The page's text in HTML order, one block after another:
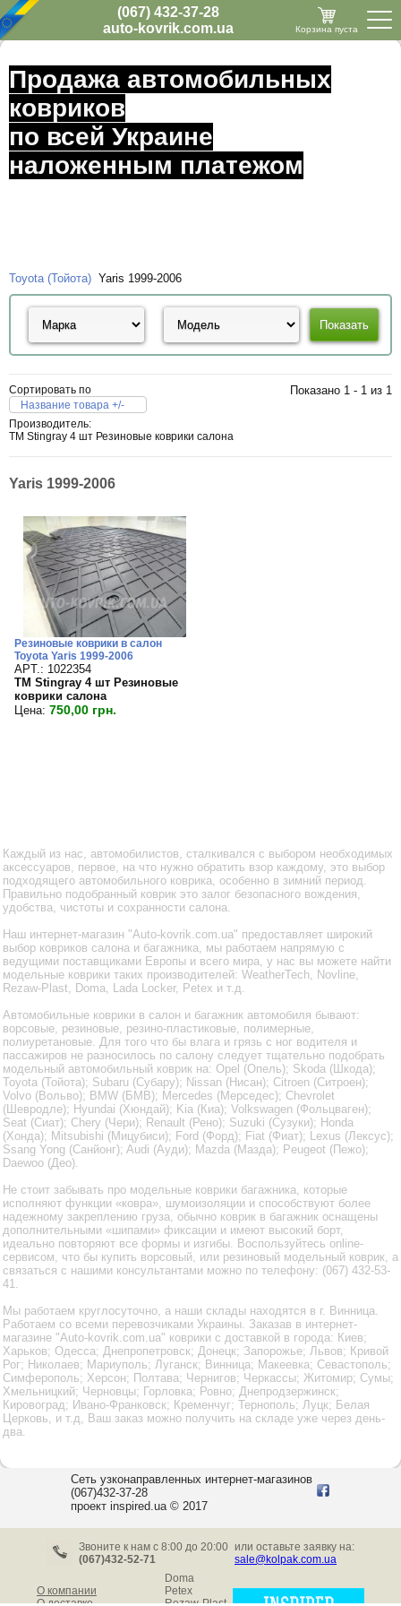
(067) 432-37-28
auto-kovrik.com.ua
Корзина пуста
Продажа автомобильных
ковриков
по всей Украине
наложенным платежом
Toyota (Тойота) Yaris 1999-2006
Сортировать по
Название товара +/-
Производитель:
TM Stingray 4 шт Резиновые коврики салона
Показано 1 - 1 из 1
Yaris 1999-2006
Резиновые коврики в салон
Toyota Yaris 1999-2006
APT.: 1022354
TM Stingray 4 шт Резиновые
коврики салона
Цена: 750,00 грн.
Каждый из нас, автомобилистов, сталкивался с выбором необходимых
аксессуаров, первое, на что нужно обратить взор каждому, это выбор
подходящего автомобильного коврика, особенно в зимний период.
Правильно подобранный коврик это залог безопасного вождения,
удобства, чистоты и сохранности салона.
Наш интернет-магазин "Auto-kovrik.com.ua" предоставляет широкий
выбор ковриков салона и багажника, мы работаем напрямую с
ведущими поставщиками Европы и всего мира, у нас вы можете найти
модельные коврики таких производителей: WeatherTech, Novline,
Rezaw-Plast, Doma, Lada Locker, Petex и т.д.
Автомобильные коврики в салон и багажник автомобиля бывают:
ворсовые, резиновые, резино-пластиковые, полимерные,
полиуретановые. Для того что бы влага и грязь с ног водителя и
пассажиров не разносилось по салону следует тщательно подобрать
модельный автомобильный коврик на: Opel (Опель); Skoda (Шкода);
Toyota (Тойота); Subaru (Субару); Nissan (Нисан); Citroen (Ситроен);
Volvo (Вольво); BMW (БМВ); Mercedes (Мерседес); Chevrolet
(Шевродле); Hyundai (Хюндай); Kia (Киа); Volkswagen (Фольцваген);
Seat (Сиат); Chery (Чери); Renault (Рено); Suzuki (Сузуки); Honda
(Хонда); Mitsubishi (Мицубиси); Ford (Форд); Fiat (Фиат); Lexus (Лексус);
Ssang Yong (Санйонг); Audi (Ауди); Mazda (Мазда); Peugeot (Пежо);
Daewoo (Део).
Не стоит забывать про модельные коврики багажника, которые
исполняют функции «ковра», шумоизоляции и способствуют более
надежному закреплению груза, обычно коврик в багажник оснащены
дополнительными «шипами» фиксации и имеют высокий борт,
идеально повторяют все формы и изгибы. Воспользуйтесь online-
сервисом, что бы купить ворсовый, или резиновый модельный коврик, а
связаться с нашими консультантами можно по телефону: (067) 432-53-
41.
Мы работаем круглосуточно, а наши склады находятся в г. Винница.
Работаем со всеми перевозчиками Украины. Заказав в интернет-
магазине "Auto-kovrik.com.ua" коврики с доставкой в города: Киев;
Харьков; Одесса; Днепропетровск; Донецк; Запорожье; Львов; Кривой
Рог; Николаев; Мариуполь; Луганск; Винница; Макеевка; Севастополь;
Симферополь; Херсон; Полтава; Чернигов; Черкассы; Житомир; Сумы;
Хмельницкий; Черновцы; Горловка; Ровно; Днепродзержинск;
Кировоград; Ивано-Франковск; Кременчуг; Тернополь; Луцк; Белая
Церковь, и т.д, Ваш заказ можно получить на складе уже через день-
два.
Сеть узконаправленных интернет-магазинов
(067)432-37-28
проект inspired.ua © 2017
Звоните к нам c 8:00 до 20:00
(067)432-52-71
или оставьте заявку на:
sale@kolpak.com.ua
О компании
О доставке
Doma
Petex
Rezaw-Plast